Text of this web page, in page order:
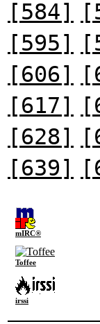
[584]
[595]
[606]
[617]
[628]
[639]
mIRC®
Toffee
irssi